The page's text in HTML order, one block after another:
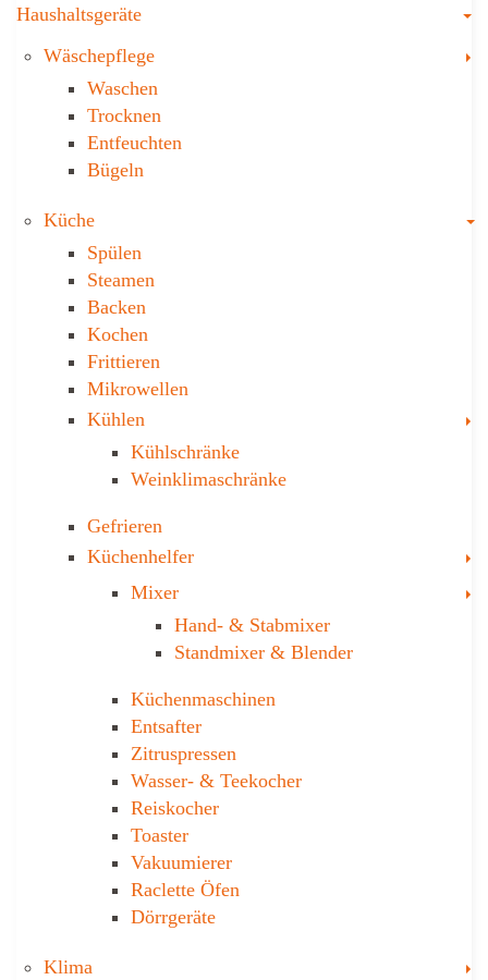
Haushaltsgeräte
Wäschepflege
Waschen
Trocknen
Ent­feuch­ten
Bügeln
Küche
Spülen
Steamen
Backen
Kochen
Frittieren
Mikrowellen
Kühlen
Kühl­schränke
Weinklima­schränke
Gefrieren
Küchenhelfer
Mixer
Hand- & ­Stabmixer
Stand­mixer & Blender
Küchen­maschinen
Entsafter
Zitruspressen
Wasser-­ & Teekocher
Reiskocher
Toaster
Vakuumierer
Raclette Öfen
Dörrgeräte
Klima